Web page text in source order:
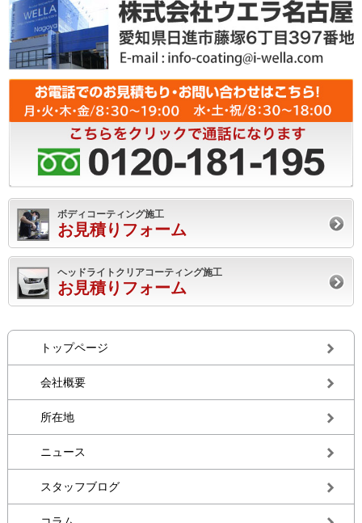
ボディコーティング施工
お見積りフォーム
ヘッドライトクリアコーティング施工
お見積りフォーム
トップページ
会社概要
所在地
ニュース
スタッフブログ